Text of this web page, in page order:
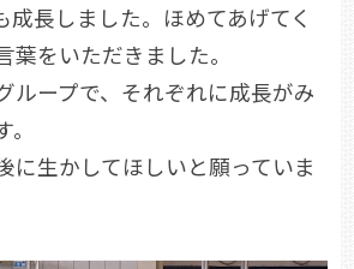
成長しました。ほめてあげてく
葉をいただきました。
ループで、それぞれに成長がみ
に生かしてほしいと願っていま